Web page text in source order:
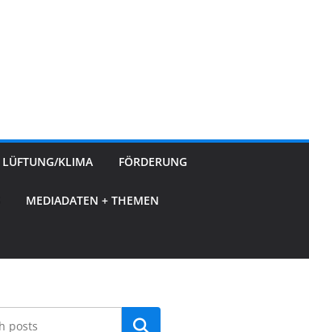
LÜFTUNG/KLIMA FÖRDERUNG
MEDIADATEN + THEMEN